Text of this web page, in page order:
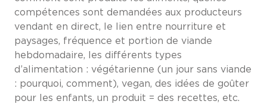
compétences sont demandées aux producteurs
vendant en direct, le lien entre nourriture et
paysages, fréquence et portion de viande
hebdomadaire, les différents types
d’alimentation : végétarienne (un jour sans viande
: pourquoi, comment), vegan, des idées de goûter
pour les enfants, un produit = des recettes, etc.